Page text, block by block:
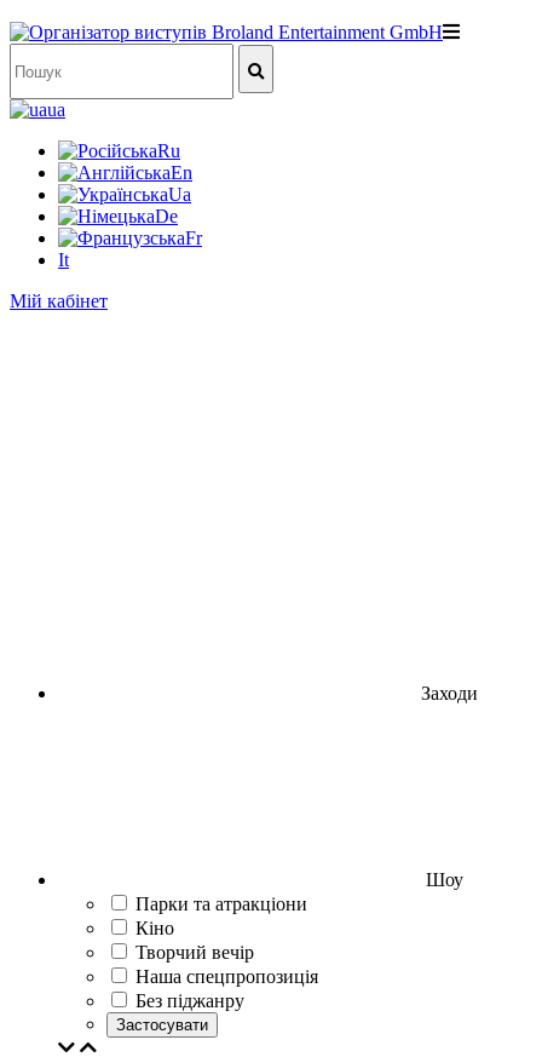
ua
Ru
En
Ua
De
Fr
It
Мій кабінет
Заходи
Шоу
Парки та атракціони
Кіно
Творчий вечір
Наша спецпропозиція
Без піджанру
Застосувати